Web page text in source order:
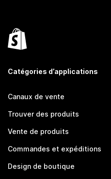
Catégories d’applications
Canaux de vente
Trouver des produits
Vente de produits
Commandes et expéditions
Design de boutique